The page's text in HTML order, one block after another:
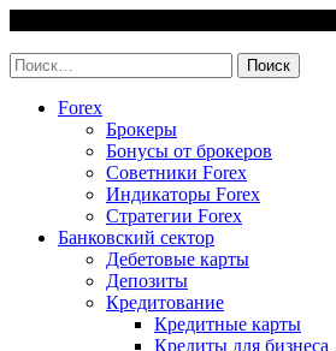
content
Найти:
Forex
Брокеры
Бонусы от брокеров
Советники Forex
Индикаторы Forex
Стратегии Forex
Банковский сектор
Дебетовые карты
Депозиты
Кредитование
Кредитные карты
Кредиты для бизнеса